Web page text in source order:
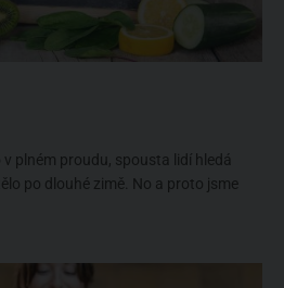
plném proudu, spousta lidí hledá
po dlouhé zimě. No a proto jsme